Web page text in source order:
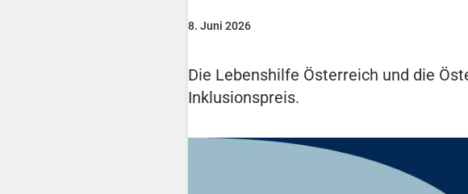
8. Juni 2026
Die Lebenshilfe Österreich und die
Inklusionspreis.